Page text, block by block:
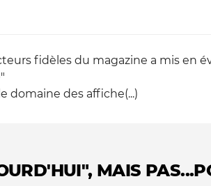
fidèles du magazine a mis en
domaine des affiche(...)
MAIS